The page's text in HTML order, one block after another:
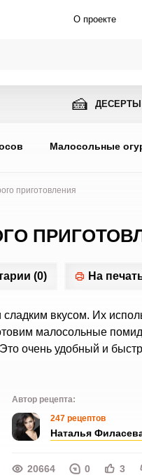
О проекте
🍰 ДЕСЕРТЫ
Малосольные
приготовления
(0) На
вкусом. Их
малосольные
очень удобный и
Автор рецепта:
247 рецептов
Наталья
20664 0 3